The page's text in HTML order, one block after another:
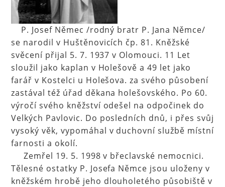
P. Josef Němec /rodný bratr P. Jana Němce/
se narodil v Huštěnovicích čp. 81. Kněžské
svěcení přijal 5. 7. 1937 v Olomouci. 11 Let
sloužil jako kaplan v Holešově a 49 let jako
farář v Kostelci u Holešova. za svého působení
zastával též úřad děkana holešovského. Po 60.
výročí svého kněžství odešel na odpočinek do
Velkých Pavlovic. Do posledních dnů, i přes svůj
vysoký věk, vypomáhal v duchovní službě místní
farnosti a okolí.
Zemřel 19. 5. 1998 v břeclavské nemocnici.
Tělesné ostatky P. Josefa Němce jsou uloženy v
kněžském hrobě jeho dlouholetého působiště v